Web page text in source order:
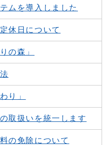
ムを導入しました
休日について
の森」
り」
取扱いを統一します
の免除について